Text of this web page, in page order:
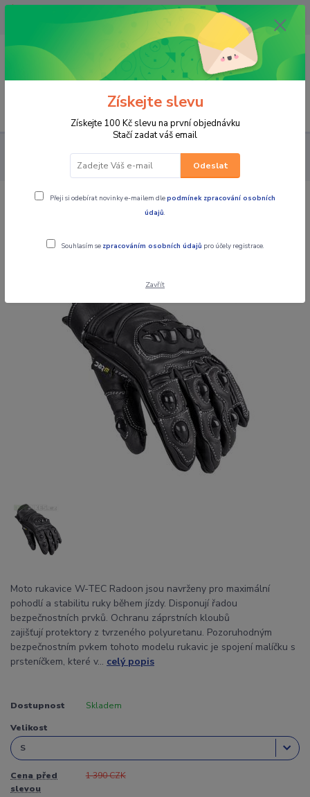
OPAVA 733537099/HLUČÍN
734541648/OLOMOUC 734593593
0,00 CZK
PRO JEZDCE RUKAVICE PÁNSKÉ KOŽENÉ
Moto rukavice
W-TEC Radoon černá
Moto rukavice W-TEC Radoon černá
Moto rukavice W-TEC Radoon jsou navrženy pro maximální
pohodlí a stabilitu ruky během jízdy. Disponují řadou
bezpečnostních prvků. Ochranu záprstních kloubů
zajišťují protektory z tvrzeného polyuretanu. Pozoruhodným
bezpečnostním pvkem tohoto modelu rukavic je spojení malíčku s
prsteníčkem, které v... celý popis
Dostupnost Skladem
Velikost
Cena před
slevou
1 390 CZK
Získejte slevu
Získejte 100 Kč slevu na první objednávku
Stačí zadat váš email
Odeslat
Přeji si odebírat novinky e-mailem dlepodmínek zpracování osobních
údajů.
Souhlasím se zpracováním osobních údajů pro účely registrace.
Zavřít